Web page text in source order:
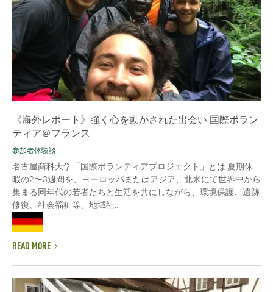
《海外レポート》強く心を動かされた出会い 国際ボラン
ティア＠フランス
参加者体験談
名古屋商科大学「国際ボランティアプロジェクト」とは 夏期休
暇の2〜3週間を、ヨーロッパまたはアジア、北米にて世界中から
集まる同年代の若者たちと生活を共にしながら、環境保護、遺跡
修復、社会福祉等、地域社...
READ MORE